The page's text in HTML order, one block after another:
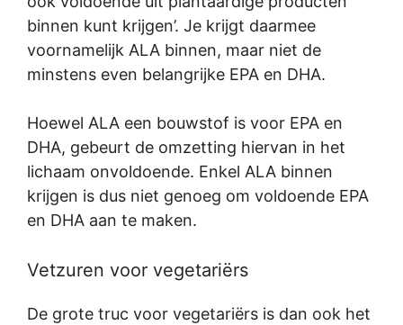
binnen kunt krijgen’. Je krijgt daarmee
voornamelijk ALA binnen, maar niet de
minstens even belangrijke EPA en DHA.
Hoewel ALA een bouwstof is voor EPA en
DHA, gebeurt de omzetting hiervan in het
lichaam onvoldoende. Enkel ALA binnen
krijgen is dus niet genoeg om voldoende EPA
en DHA aan te maken.
Vetzuren voor vegetariërs
De grote truc voor vegetariërs is dan ook het